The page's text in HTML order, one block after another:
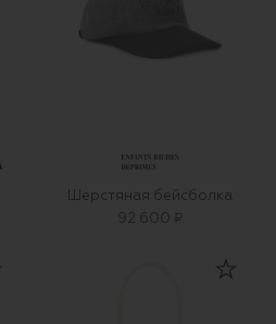
Шерстяная бейсболка
92 600 ₽